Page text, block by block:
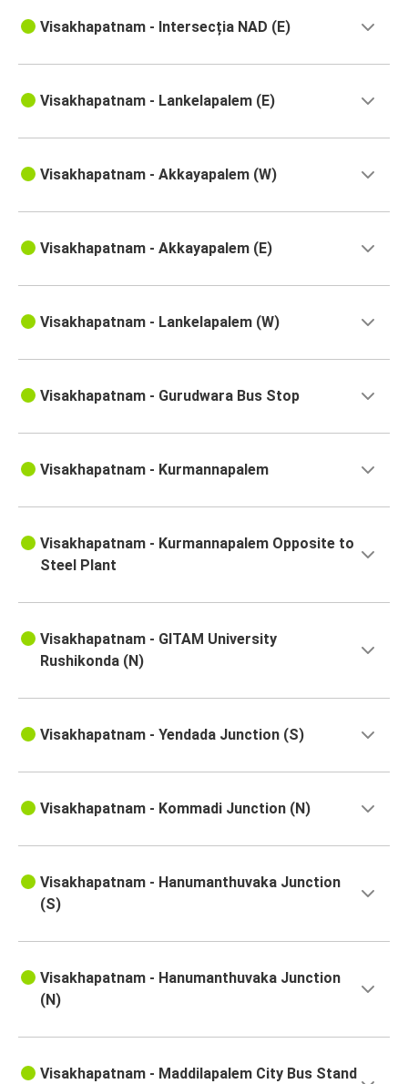
Visakhapatnam - Intersecția NAD (E)
Visakhapatnam - Lankelapalem (E)
Visakhapatnam - Akkayapalem (W)
Visakhapatnam - Akkayapalem (E)
Visakhapatnam - Lankelapalem (W)
Visakhapatnam - Gurudwara Bus Stop
Visakhapatnam - Kurmannapalem
Visakhapatnam - Kurmannapalem Opposite to
Steel Plant
Visakhapatnam - GITAM University
Rushikonda (N)
Visakhapatnam - Yendada Junction (S)
Visakhapatnam - Kommadi Junction (N)
Visakhapatnam - Hanumanthuvaka Junction
(S)
Visakhapatnam - Hanumanthuvaka Junction
(N)
Visakhapatnam - Maddilapalem City Bus Stand